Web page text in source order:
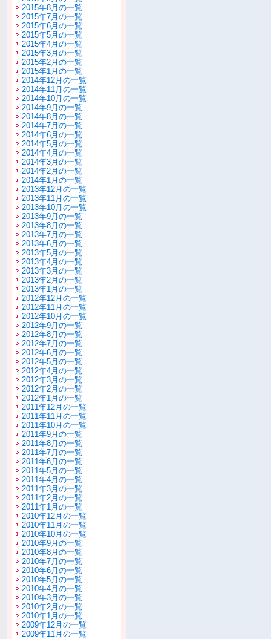
2015年8月の一覧
2015年7月の一覧
2015年6月の一覧
2015年5月の一覧
2015年4月の一覧
2015年3月の一覧
2015年2月の一覧
2015年1月の一覧
2014年12月の一覧
2014年11月の一覧
2014年10月の一覧
2014年9月の一覧
2014年8月の一覧
2014年7月の一覧
2014年6月の一覧
2014年5月の一覧
2014年4月の一覧
2014年3月の一覧
2014年2月の一覧
2014年1月の一覧
2013年12月の一覧
2013年11月の一覧
2013年10月の一覧
2013年9月の一覧
2013年8月の一覧
2013年7月の一覧
2013年6月の一覧
2013年5月の一覧
2013年4月の一覧
2013年3月の一覧
2013年2月の一覧
2013年1月の一覧
2012年12月の一覧
2012年11月の一覧
2012年10月の一覧
2012年9月の一覧
2012年8月の一覧
2012年7月の一覧
2012年6月の一覧
2012年5月の一覧
2012年4月の一覧
2012年3月の一覧
2012年2月の一覧
2012年1月の一覧
2011年12月の一覧
2011年11月の一覧
2011年10月の一覧
2011年9月の一覧
2011年8月の一覧
2011年7月の一覧
2011年6月の一覧
2011年5月の一覧
2011年4月の一覧
2011年3月の一覧
2011年2月の一覧
2011年1月の一覧
2010年12月の一覧
2010年11月の一覧
2010年10月の一覧
2010年9月の一覧
2010年8月の一覧
2010年7月の一覧
2010年6月の一覧
2010年5月の一覧
2010年4月の一覧
2010年3月の一覧
2010年2月の一覧
2010年1月の一覧
2009年12月の一覧
2009年11月の一覧